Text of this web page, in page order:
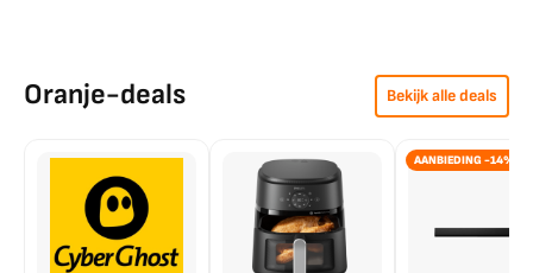
Oranje-deals Bekijk alle deals
AANBIEDING -14%